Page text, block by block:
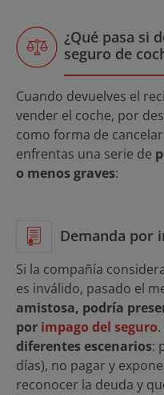
¿Qué pasa si
seguro de
Cuando devuelves el
vender el coche, por
como forma de
enfrentas una serie de
o menos graves:
Demanda por
Si la compañía
es inválido, pasado el
amistosa, podría
por impago del seguro
diferentes escenarios:
días), no pagar y
reconocer la deuda y